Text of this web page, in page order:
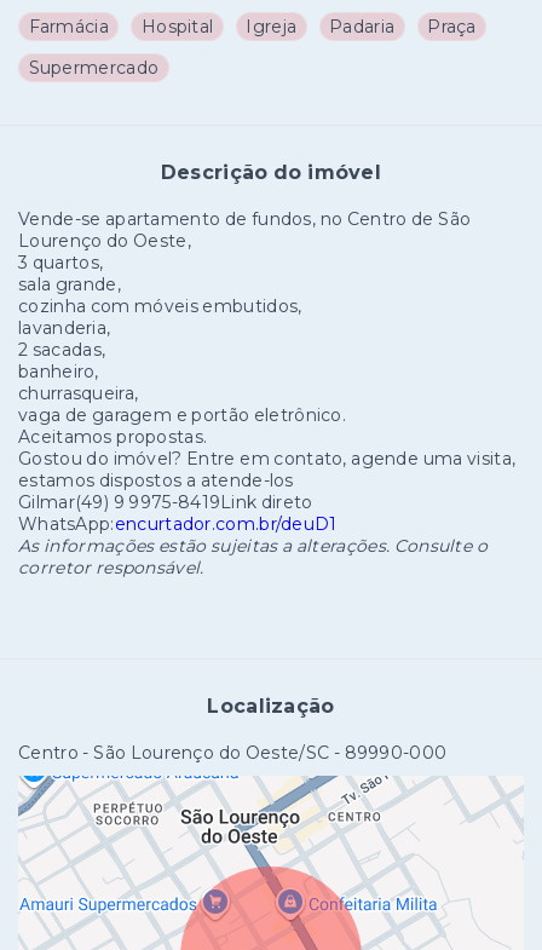
Farmácia
Hospital Igreja Padaria
Praça
Supermercado
Descrição do imóvel
Vende-se apartamento de fundos, no Centro de São
Lourenço do Oeste,
3 quartos,
sala grande,
cozinha com móveis embutidos,
lavanderia,
2 sacadas,
banheiro,
churrasqueira,
vaga de garagem e portão eletrônico.
Aceitamos propostas.
Gostou do imóvel? Entre em contato, agende uma visita,
estamos dispostos a atende-los
Gilmar(49) 9 9975-8419Link direto
WhatsApp:encurtador.com.br/deuD1
As informações estão sujeitas a alterações. Consulte o
corretor responsável.
Localização
Centro - São Lourenço do Oeste/SC - 89990-000